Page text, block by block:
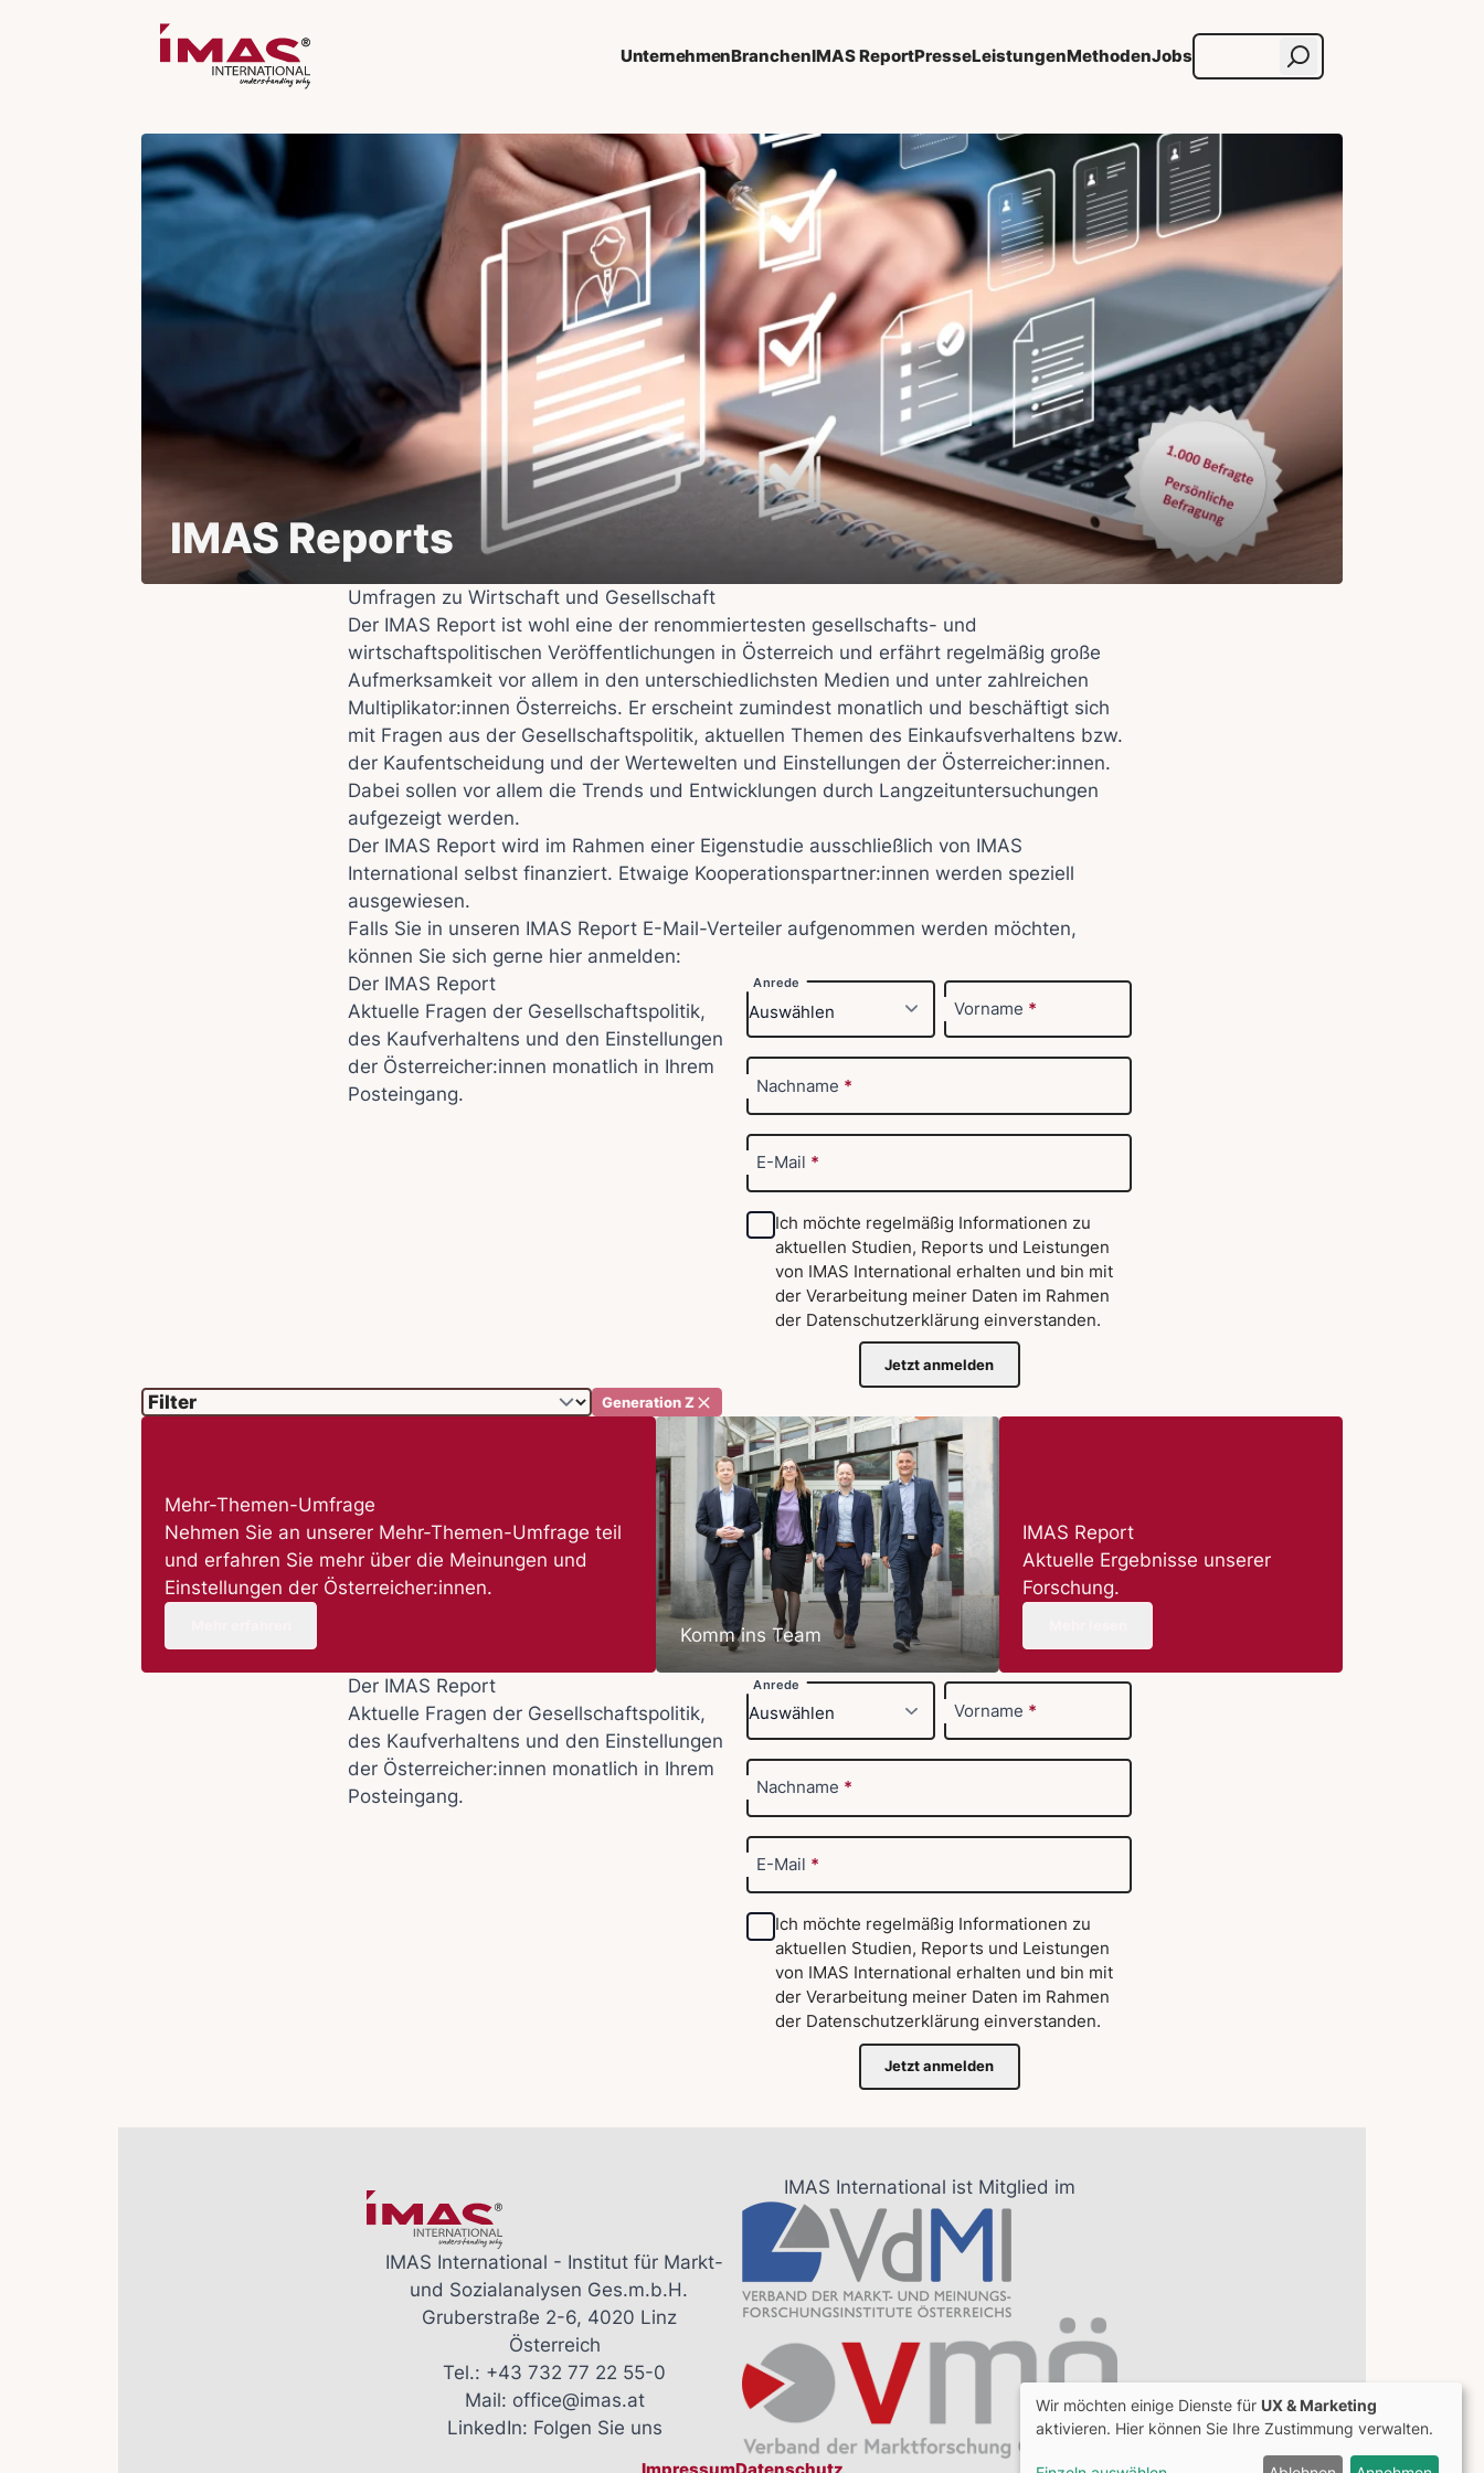
UnternehmenBranchenIMAS ReportPresseLeistungenMethodenJobs
IMAS Reports
Umfragen zu Wirtschaft und Gesellschaft
Der IMAS Report ist wohl eine der renommiertesten gesellschafts- und
wirtschaftspolitischen Veröffentlichungen in Österreich und erfährt regelmäßig große
Aufmerksamkeit vor allem in den unterschiedlichsten Medien und unter zahlreichen
Multiplikator:innen Österreichs. Er erscheint zumindest monatlich und beschäftigt sich
mit Fragen aus der Gesellschaftspolitik, aktuellen Themen des Einkaufsverhaltens bzw.
der Kaufentscheidung und der Wertewelten und Einstellungen der Österreicher:innen.
Dabei sollen vor allem die Trends und Entwicklungen durch Langzeituntersuchungen
aufgezeigt werden.
Der IMAS Report wird im Rahmen einer Eigenstudie ausschließlich von IMAS
International selbst finanziert. Etwaige Kooperationspartner:innen werden speziell
ausgewiesen.
Falls Sie in unseren IMAS Report E-Mail-Verteiler aufgenommen werden möchten,
können Sie sich gerne hier anmelden:
Der IMAS Report
Aktuelle Fragen der Gesellschaftspolitik,
des Kaufverhaltens und den Einstellungen
der Österreicher:innen monatlich in Ihrem
Posteingang.
Anrede
Vorname *
Nachname *
E-Mail *
Ich möchte regelmäßig Informationen zu
aktuellen Studien, Reports und Leistungen
von IMAS International erhalten und bin mit
der Verarbeitung meiner Daten im Rahmen
der Datenschutzerklärung einverstanden.
Jetzt anmelden
Generation Z
Mehr-Themen-Umfrage
Nehmen Sie an unserer Mehr-Themen-Umfrage teil
und erfahren Sie mehr über die Meinungen und
Einstellungen der Österreicher:innen.
Komm ins Team
IMAS Report
Aktuelle Ergebnisse unserer
Forschung.
Der IMAS Report
Aktuelle Fragen der Gesellschaftspolitik,
des Kaufverhaltens und den Einstellungen
der Österreicher:innen monatlich in Ihrem
Posteingang.
Anrede
Vorname *
Nachname *
E-Mail *
Ich möchte regelmäßig Informationen zu
aktuellen Studien, Reports und Leistungen
von IMAS International erhalten und bin mit
der Verarbeitung meiner Daten im Rahmen
der Datenschutzerklärung einverstanden.
Jetzt anmelden
IMAS International - Institut für Markt-
und Sozialanalysen Ges.m.b.H.
Gruberstraße 2-6, 4020 Linz
Österreich
Tel.: +43 732 77 22 55-0
Mail: office@imas.at
LinkedIn: Folgen Sie uns
IMAS International ist Mitglied im
Wir möchten einige Dienste für UX & Marketing
aktivieren. Hier können Sie Ihre Zustimmung verwalten.